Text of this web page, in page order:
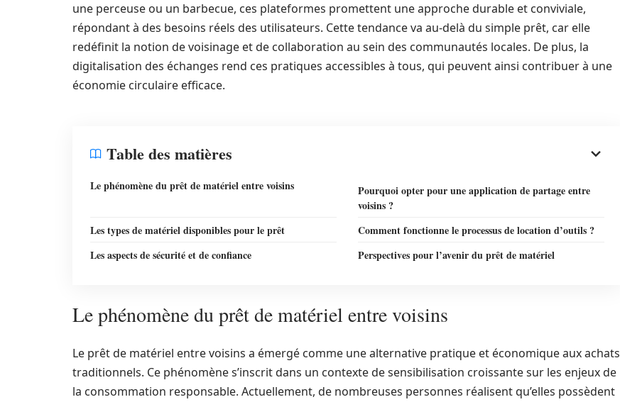
une perceuse ou un barbecue, ces plateformes promettent une approche durable et conviviale,
répondant à des besoins réels des utilisateurs. Cette tendance va au-delà du simple prêt, car elle
redéfinit la notion de voisinage et de collaboration au sein des communautés locales. De plus, la
digitalisation des échanges rend ces pratiques accessibles à tous, qui peuvent ainsi contribuer à une
économie circulaire efficace.
Table des matières
Le phénomène du prêt de matériel entre voisins
Pourquoi opter pour une application de partage entre
voisins ?
Les types de matériel disponibles pour le prêt
Comment fonctionne le processus de location d’outils ?
Les aspects de sécurité et de confiance
Perspectives pour l’avenir du prêt de matériel
Le phénomène du prêt de matériel entre voisins
Le prêt de matériel entre voisins a émergé comme une alternative pratique et économique aux achats
traditionnels. Ce phénomène s’inscrit dans un contexte de sensibilisation croissante sur les enjeux de
la consommation responsable. Actuellement, de nombreuses personnes réalisent qu’elles possèdent